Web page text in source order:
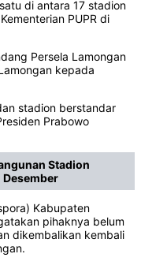
di antara 17 stadion
PUPR di
Persela Lamongan
kepada
stadion berstandar
Prabowo
Stadion
Desember
Kabupaten
pihaknya belum
dikembalikan kembali